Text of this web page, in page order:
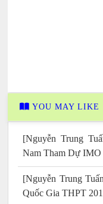
YOU MAY LIKE
[Nguyễn Trung
Nam Tham Dự IMO
[Nguyễn Trung
Quốc Gia THPT